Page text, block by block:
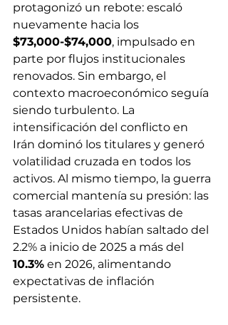
protagonizó un rebote: escaló
nuevamente hacia los
$73,000-$74,000, impulsado en
parte por flujos institucionales
renovados. Sin embargo, el
contexto macroeconómico seguía
siendo turbulento. La
intensificación del conflicto en
Irán dominó los titulares y generó
volatilidad cruzada en todos los
activos. Al mismo tiempo, la guerra
comercial mantenía su presión: las
tasas arancelarias efectivas de
Estados Unidos habían saltado del
2.2% a inicio de 2025 a más del
10.3% en 2026, alimentando
expectativas de inflación
persistente.